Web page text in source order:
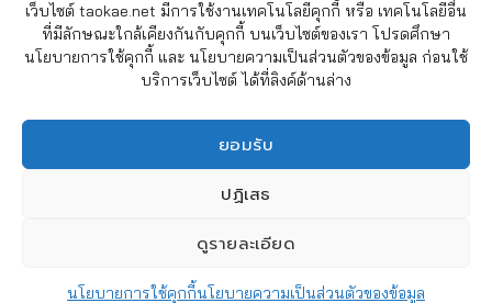
เว็บไซต์ taokae.net มีการใช้งานเทคโนโลยีคุกกี้ หรือ เทคโนโลยีอื่น
ที่มีลักษณะใกล้เคียงกันกับคุกกี้ บนเว็บไซต์ของเรา โปรดศึกษา
นโยบายการใช้คุกกี้ และ นโยบายความเป็นส่วนตัวของข้อมูล ก่อนใช้
บริการเว็บไซต์ ได้ที่ลิงค์ด้านล่าง
ยอมรับ
ปฏิเสธ
ดูรายละเอียด
นโยบายการใช้คุกกี้นโยบายความเป็นส่วนตัวของข้อมูล
Fax : 02-054-4244
เกี่ยวกับบริษัทฯ
การสั่งซื้อสินค้า
นโยบายความเป็นส่วนตัวของข้อมูล (Privacy Policy)